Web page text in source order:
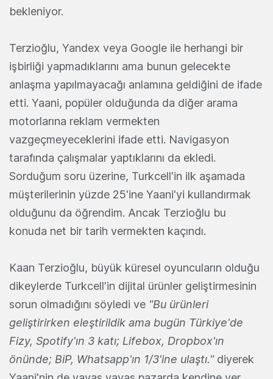
bekleniyor.
Terzioğlu, Yandex veya Google ile herhangi bir
işbirliği yapmadıklarını ama bunun gelecekte
anlaşma yapılmayacağı anlamına geldiğini de ifade
etti. Yaani, popüler olduğunda da diğer arama
motorlarına reklam vermekten
vazgeçmeyeceklerini ifade etti. Navigasyon
tarafında çalışmalar yaptıklarını da ekledi.
Sorduğum soru üzerine, Turkcell'in ilk aşamada
müşterilerinin yüzde 25'ine Yaani'yi kullandırmak
olduğunu da öğrendim. Ancak Terzioğlu bu
konuda net bir tarih vermekten kaçındı.
Kaan Terzioğlu, büyük küresel oyuncuların olduğu
dikeylerde Turkcell'in dijital ürünler geliştirmesinin
sorun olmadığını söyledi ve "Bu ürünleri
geliştirirken eleştirildik ama bugün Türkiye'de
Fizy, Spotify'ın 3 katı; Lifebox, Dropbox'ın
önünde; BiP, Whatsapp'ın 1/3'ine ulaştı."diyerek